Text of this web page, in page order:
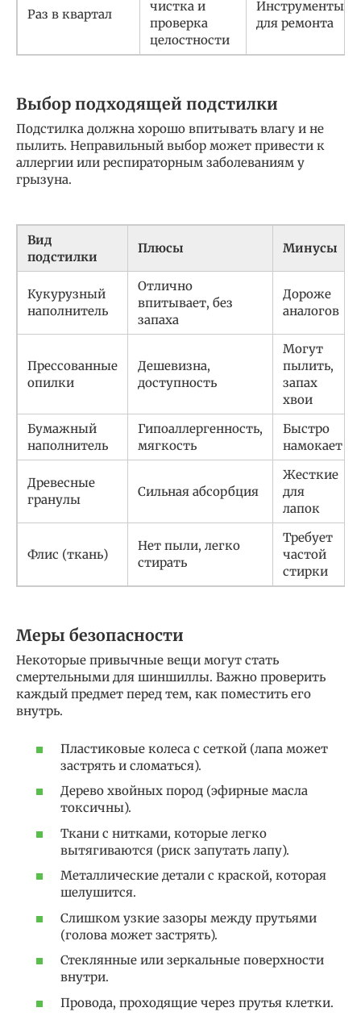
Раз в квартал
чистка и
проверка
целостности
Инструменты
для ремонта
Выбор подходящей подстилки
Подстилка должна хорошо впитывать влагу и не
пылить. Неправильный выбор может привести к
аллергии или респираторным заболеваниям у
грызуна.
Вид
подстилки
Плюсы Минусы
Кукурузный
наполнитель
Отлично
впитывает, без
запаха
Дороже
аналогов
Прессованные
опилки
Дешевизна,
доступность
Могут
пылить,
запах
хвои
Бумажный
наполнитель
Гипоаллергенность,
мягкость
Быстро
намокает
Древесные
гранулы
Сильная абсорбция
Жесткие
для
лапок
Флис (ткань)
Нет пыли, легко
стирать
Требует
частой
стирки
Меры безопасности
Некоторые привычные вещи могут стать
смертельными для шиншиллы. Важно проверить
каждый предмет перед тем, как поместить его
внутрь.
Пластиковые колеса с сеткой (лапа может
застрять и сломаться).
Дерево хвойных пород (эфирные масла
токсичны).
Ткани с нитками, которые легко
вытягиваются (риск запутать лапу).
Металлические детали с краской, которая
шелушится.
Слишком узкие зазоры между прутьями
(голова может застрять).
Стеклянные или зеркальные поверхности
внутри.
Провода, проходящие через прутья клетки.